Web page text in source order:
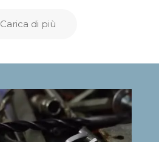
Carica di più